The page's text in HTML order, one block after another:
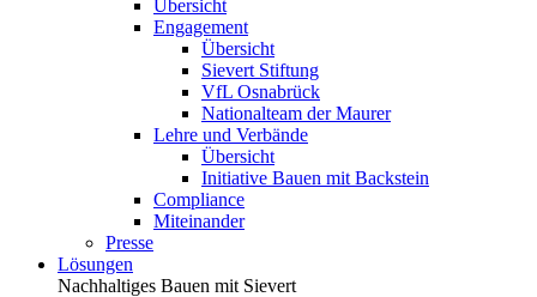
Übersicht
Engagement
Übersicht
Sievert Stiftung
VfL Osnabrück
Nationalteam der Maurer
Lehre und Verbände
Übersicht
Initiative Bauen mit Backstein
Compliance
Miteinander
Presse
Lösungen
Nachhaltiges Bauen mit Sievert